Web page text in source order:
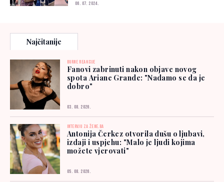
06. 07. 2024.
Najčitanije
BURNE REAKCIJE
Fanovi zabrinuti nakon objave novog
spota Ariane Grande: "Nadamo se da je
dobro"
03. 08. 2026.
INTERVJU ZA ŽENE.BA
Antonija Čerkez otvorila dušu o ljubavi,
izdaji i uspjehu: "Malo je ljudi kojima
možete vjerovati"
05. 08. 2026.